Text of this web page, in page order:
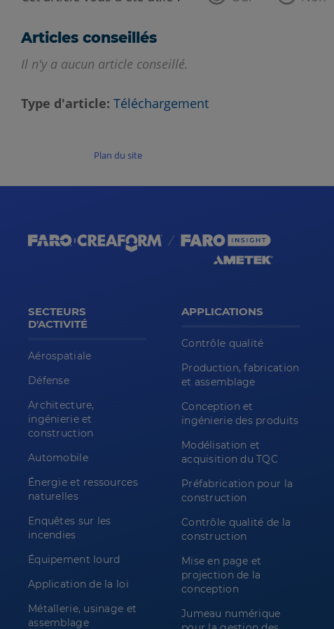
Articles conseillés
Il n'y a aucun article conseillé.
Type d'article Téléchargement
Plan du site
SECTEURS
D'ACTIVITÉ
Aérospatiale
Défense
Architecture,
ingénierie et
construction
Automobile
Énergie et ressources
naturelles
Enquêtes sur les
incendies
Équipement lourd
Application de la loi
Métallerie, usinage et
assemblage
APPLICATIONS
Contrôle qualité
Production, fabrication
et assemblage
Conception et
ingénierie des produits
Modélisation et
acquisition du TQC
Préfabrication pour la
construction
Contrôle qualité de la
construction
Mise en page et
projection de la
conception
Jumeau numérique